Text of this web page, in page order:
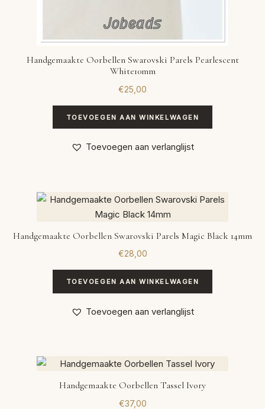
Handgemaakte Oorbellen Swarovski Parels Pearlescent
White10mm
€25,00
TOEVOEGEN AAN WINKELWAGEN
Toevoegen aan verlanglijst
Handgemaakte Oorbellen Swarovski Parels Magic Black 14mm
€28,00
TOEVOEGEN AAN WINKELWAGEN
Toevoegen aan verlanglijst
Handgemaakte Oorbellen Tassel Ivory
€37,00